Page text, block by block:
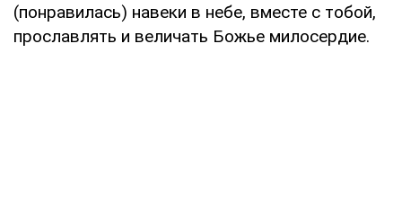
(понравилась) навеки в небе, вместе с тобой,
прославлять и величать Божье милосердие.